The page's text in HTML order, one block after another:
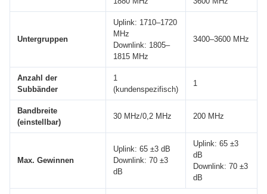
Untergruppen
Uplink: 1710–1720
MHz
Downlink: 1805–
1815 MHz
3400–3600 MHz
Anzahl der
Subbänder
1
(kundenspezifisch)
1
Bandbreite
(einstellbar)
30 MHz/0,2 MHz 200 MHz
Max. Gewinnen
Uplink: 65 ±3 dB
Downlink: 70 ±3
dB
Uplink: 65 ±3
dB
Downlink: 70 ±3
dB